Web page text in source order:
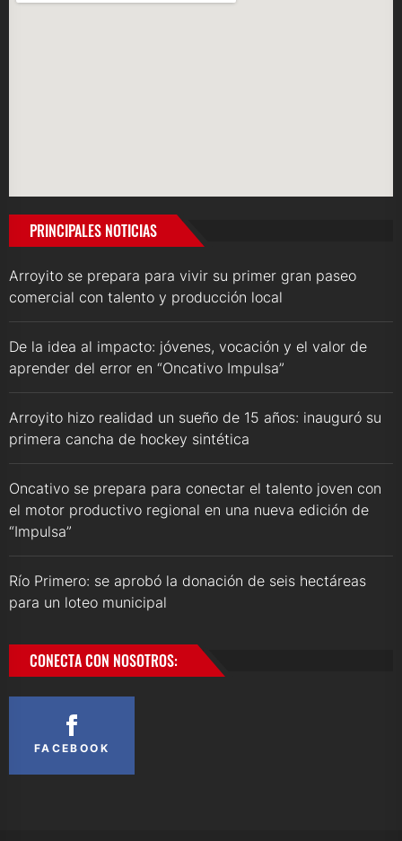
PRINCIPALES NOTICIAS
Arroyito se prepara para vivir su primer gran paseo
comercial con talento y producción local
De la idea al impacto: jóvenes, vocación y el valor de
aprender del error en “Oncativo Impulsa”
Arroyito hizo realidad un sueño de 15 años: inauguró su
primera cancha de hockey sintética
Oncativo se prepara para conectar el talento joven con
el motor productivo regional en una nueva edición de
“Impulsa”
Río Primero: se aprobó la donación de seis hectáreas
para un loteo municipal
CONECTA CON NOSOTROS:
FACEBOOK